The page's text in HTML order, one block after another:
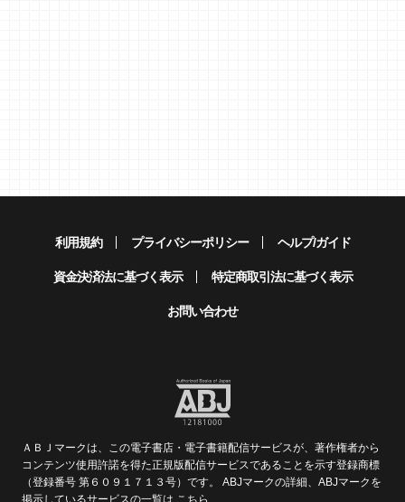
利用規約 プライバシーポリシー ヘルプ/ガイド
資金決済法に基づく表示 特定商取引法に基づく表示
お問い合わせ
ＡＢＪマークは、この電子書店・電子書籍配信サービスが、著作権者から
コンテンツ使用許諾を得た正規版配信サービスであることを示す登録商標
（登録番号 第６０９１７１３号）です。 ABJマークの詳細、ABJマークを